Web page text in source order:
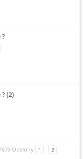
(2)
Odsłony 1 2